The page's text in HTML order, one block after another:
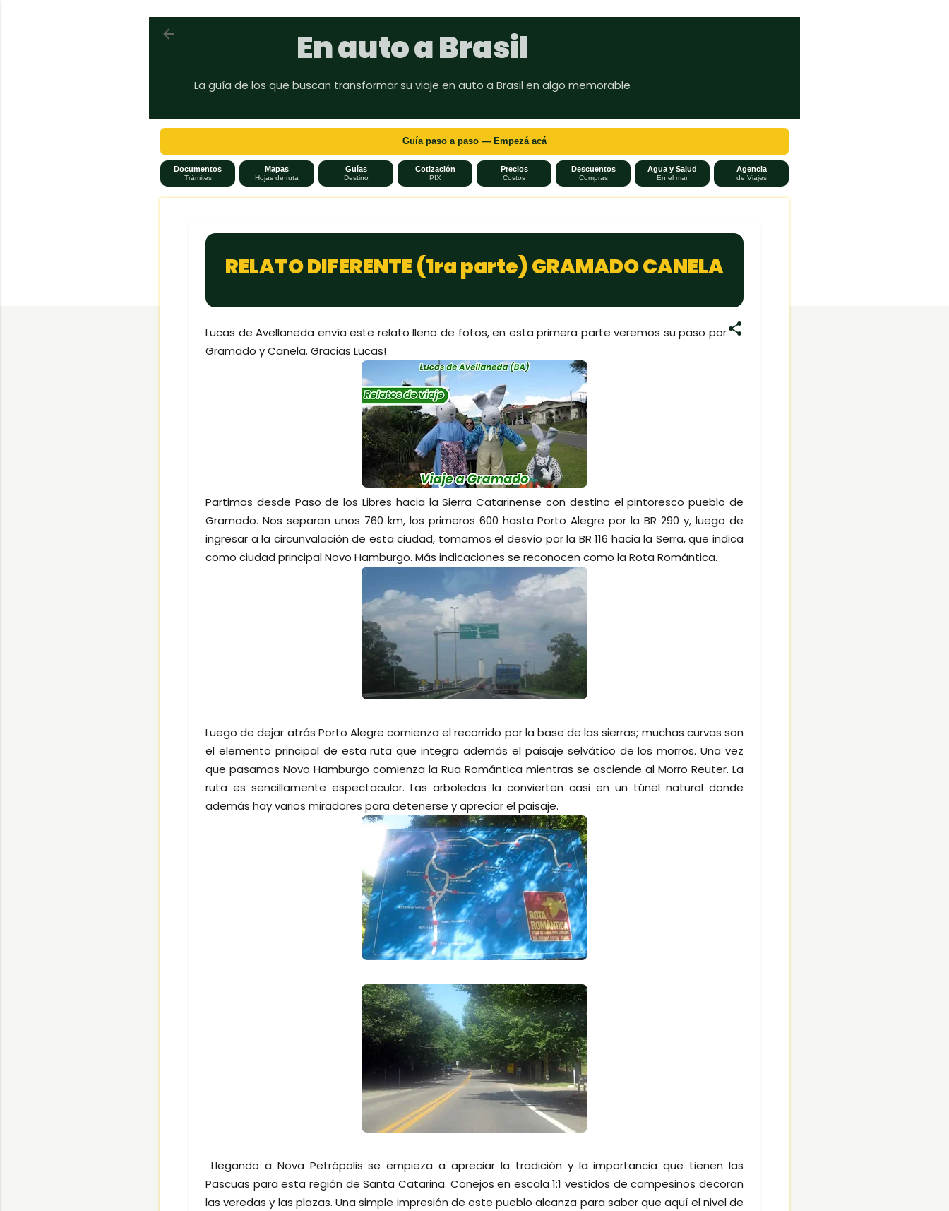
Ir al contenido principal
En auto a Brasil
La guía de los que buscan transformar su viaje en auto a Brasil en algo memorable
Guía paso a paso — Empezá acá
Documentos
Trámites
Mapas
Hojas de ruta
Guías
Destino
Cotización
PIX
Precios
Costos
Descuentos
Compras
Agua y Salud
En el mar
Agencia
de Viajes
RELATO DIFERENTE (1ra parte) GRAMADO CANELA
Lucas de Avellaneda envía este relato lleno de fotos, en esta primera parte veremos su paso por
Gramado y Canela. Gracias Lucas!
Partimos desde Paso de los Libres hacia la Sierra Catarinense con destino el pintoresco pueblo de
Gramado. Nos separan unos 760 km, los primeros 600 hasta Porto Alegre por la BR 290 y, luego de
ingresar a la circunvalación de esta ciudad, tomamos el desvío por la BR 116 hacia la Serra, que indica
como ciudad principal Novo Hamburgo. Más indicaciones se reconocen como la Rota Romántica.
Luego de dejar atrás Porto Alegre comienza el recorrido por la base de las sierras; muchas curvas son
el elemento principal de esta ruta que integra además el paisaje selvático de los morros. Una vez
que pasamos Novo Hamburgo comienza la Rua Romántica mientras se asciende al Morro Reuter. La
ruta es sencillamente espectacular. Las arboledas la convierten casi en un túnel natural donde
además hay varios miradores para detenerse y apreciar el paisaje.
Llegando a Nova Petrópolis se empieza a apreciar la tradición y la importancia que tienen las
Pascuas para esta región de Santa Catarina. Conejos en escala 1:1 vestidos de campesinos decoran
las veredas y las plazas. Una simple impresión de este pueblo alcanza para saber que aquí el nivel de